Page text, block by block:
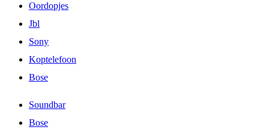
Oordopjes
Jbl
Sony
Koptelefoon
Bose
Soundbar
Bose